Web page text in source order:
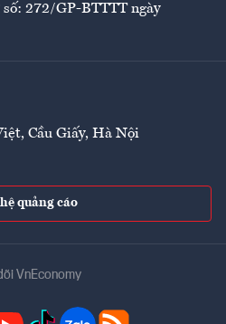
272/GP-BTTTT ngày
Cầu Giấy, Hà Nội
quảng cáo
VnEconomy